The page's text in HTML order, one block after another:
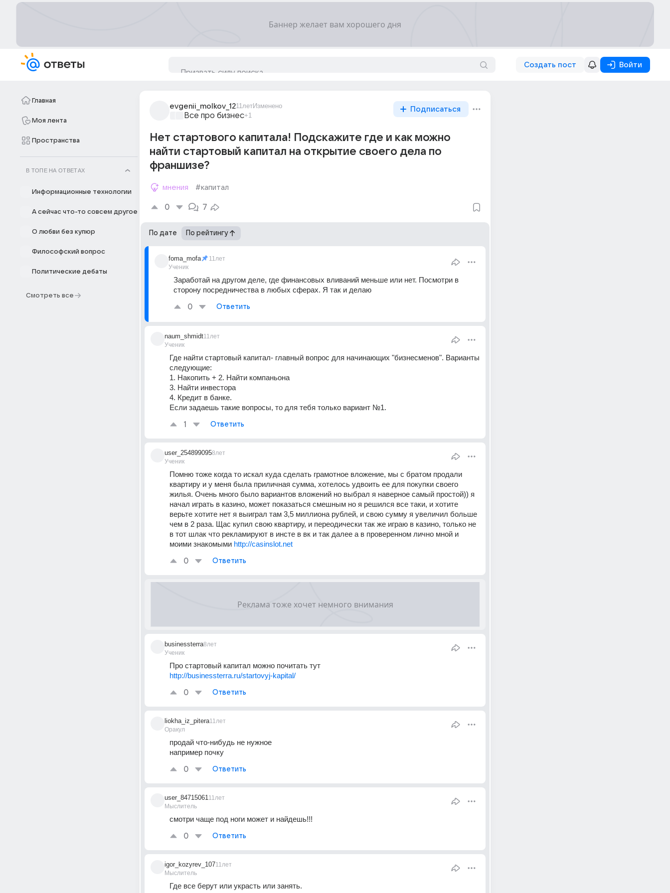
Создать пост Войти
Главная
Моя лента
Пространства
В ТОПЕ НА ОТВЕТАХ
Информационные технологии
А сейчас что-то совсем другое
О любви без купюр
Философский вопрос
Политические дебаты
Смотреть все
evgenii_molkov_1211летИзменено
Все про бизнес+1
Подписаться
Нет стартового капитала! Подскажите где и как можно
найти стартовый капитал на открытие своего дела по
франшизе?
мнения #капитал
0 7
По дате По рейтингу
foma_mofa
Ученик
11лет
Заработай на другом деле, где финансовых вливаний меньше или нет. Посмотри в
сторону посредничества в любых сферах. Я так и делаю
0 Ответить
naum_shmidt
Ученик
11лет
Где найти стартовый капитал- главный вопрос для начинающих "бизнесменов". Варианты
следующие:
1. Накопить + 2. Найти компаньона
3. Найти инвестора
4. Кредит в банке.
Если задаешь такие вопросы, то для тебя только вариант №1.
1 Ответить
user_254899095
Ученик
8лет
Помню тоже когда то искал куда сделать грамотное вложение, мы с братом продали
квартиру и у меня была приличная сумма, хотелось удвоить ее для покупки своего
жилья. Очень много было вариантов вложений но выбрал я наверное самый простой)) я
начал играть в казино, может показаться смешным но я решился все таки, и хотите
верьте хотите нет я выиграл там 3,5 миллиона рублей, и свою сумму я увеличил больше
чем в 2 раза. Щас купил свою квартиру, и переодически так же играю в казино, только не
в тот шлак что рекламируют в инсте в вк и так далее а в проверенном лично мной и
моими знакомыми http://casinslot.net
0 Ответить
businessterra
Ученик
8лет
Про стартовый капитал можно почитать тут
http://businessterra.ru/startovyj-kapital/
0 Ответить
liokha_iz_pitera
Оракул
11лет
продай что-нибудь не нужное
например почку
0 Ответить
user_84715061
Мыслитель
11лет
смотри чаще под ноги может и найдешь!!!
0 Ответить
igor_kozyrev_107
Мыслитель
11лет
Где все берут или украсть или занять.